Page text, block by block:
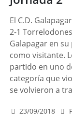
El C.D.
2-1
Galapagar en
como visitante.
partido en uno
categoría que
se volvieron a
23/09/2018